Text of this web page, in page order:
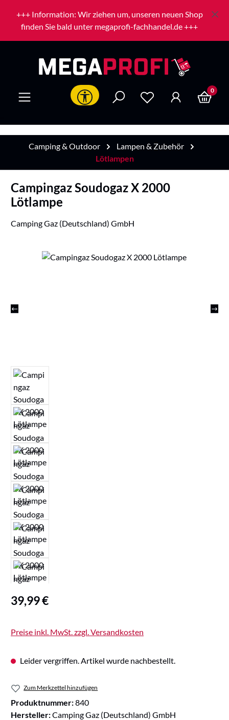
Zum Hauptinhalt springen
+++ Information: Wir ziehen um, unseren neuen Shop
finden Sie bald unter megaprofi-fachhandel.de +++
Werkzeugleiste anzeigen 0
Camping & Outdoor
Lampen & Zubehör
Lötlampen
Campingaz Soudogaz X 2000
Lötlampe
Camping Gaz (Deutschland) GmbH
Bildergalerie überspringen
Regulärer Preis:
39,99 €
Preise inkl. MwSt. zzgl. Versandkosten
Leider vergriffen. Artikel wurde nachbestellt.
Zum Merkzettel hinzufügen
Produktnummer:840
Hersteller:Camping Gaz (Deutschland) GmbH